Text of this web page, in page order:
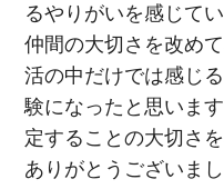
るやりがいを感じて
仲間の大切さを改め
活の中だけでは感じ
験になったと思いま
定することの大切さ
ありがとうございまし